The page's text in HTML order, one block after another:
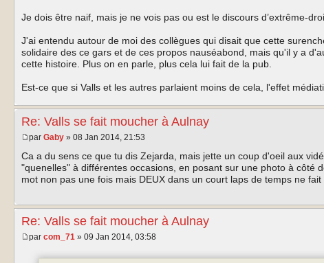
Je dois être naif, mais je ne vois pas ou est le discours d’extrême-
J'ai entendu autour de moi des collègues qui disait que cette
solidaire des ce gars et de ces propos nauséabond, mais qu'il y a
cette histoire. Plus on en parle, plus cela lui fait de la pub.
Est-ce que si Valls et les autres parlaient moins de cela, l'effet
Re: Valls se fait moucher à Aulnay
par Gaby » 08 Jan 2014, 21:53
Ca a du sens ce que tu dis Zejarda, mais jette un coup d'oeil aux
"quenelles" à différentes occasions, en posant sur une photo à côté
mot non pas une fois mais DEUX dans un court laps de temps ne
Re: Valls se fait moucher à Aulnay
par com_71 » 09 Jan 2014, 03:58